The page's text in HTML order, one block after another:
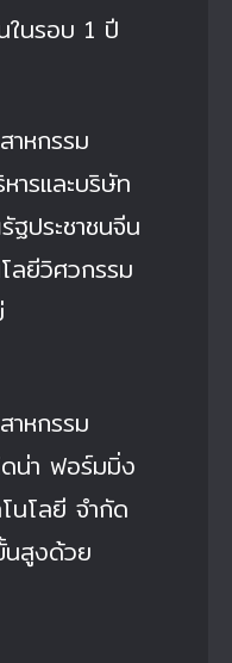
ในรอบ 1 ปี
าหกรรม
รและบริษัท
ฐประชาชนจีน
ลยีวิศวกรรม
าหกรรม
น่า ฟอร์มมิ่ง
นโลยี จำกัด
นสูงด้วย